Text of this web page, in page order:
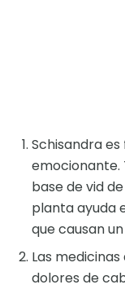
Schisandra
emocionante.
base de vid
planta ayuda
que causan un
Las
dolores de